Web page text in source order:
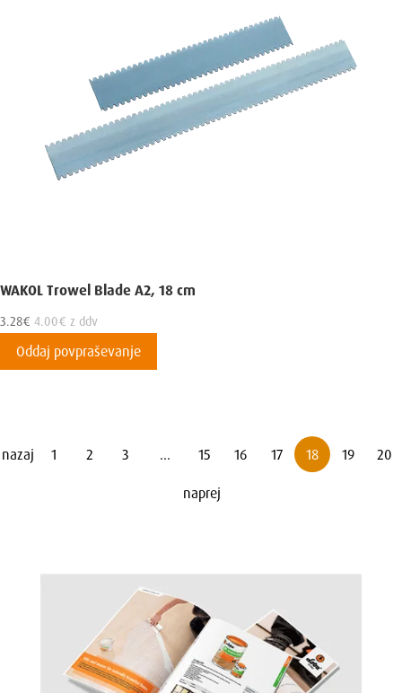
WAKOL Trowel Blade A2, 18 cm
3.28€ 4.00€ z ddv
Oddaj povpraševanje
nazaj 1 2 3 … 15 16 17 18 19 20
naprej